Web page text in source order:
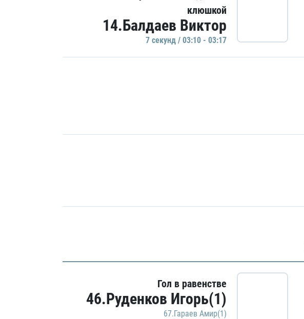
клюшкой
14.Балдаев Виктор
7 секунд / 03:10 - 03:17
Гол в равенстве
46.Руденков Игорь(1)
67.Гараев Амир(1)